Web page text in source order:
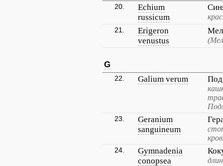
20.
Echium
russicum
21.
Erigeron
venustus
G
22. Galium verum
23.
Geranium
sanguineum
24.
Gymnadenia
conopsea